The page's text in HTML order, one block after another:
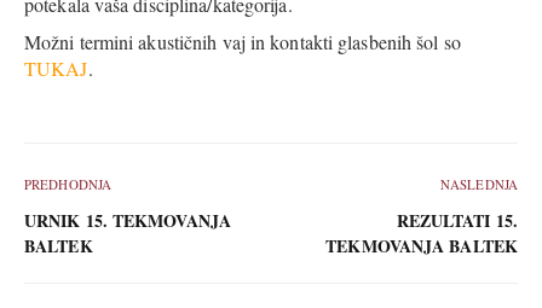
Možni termini akustičnih vaj in kontakti glasbenih šol so
TUKAJ.
PREDHODNJA
URNIK 15. TEKMOVANJA
BALTEK
NASLEDNJA
REZULTATI 15.
TEKMOVANJA BALTEK